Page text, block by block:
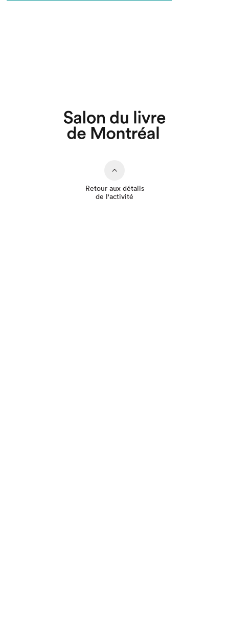
Retour aux détails
de l'activité